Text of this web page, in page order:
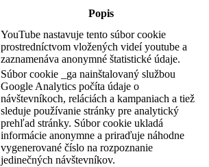
Popis
YouTube nastavuje tento súbor cookie
prostredníctvom vložených videí youtube a
zaznamenáva anonymné štatistické údaje.
Súbor cookie _ga nainštalovaný službou
Google Analytics počíta údaje o
návštevníkoch, reláciách a kampaniach a tiež
sleduje používanie stránky pre analytický
prehľad stránky. Súbor cookie ukladá
informácie anonymne a priraďuje náhodne
vygenerované číslo na rozpoznanie
jedinečných návštevníkov.